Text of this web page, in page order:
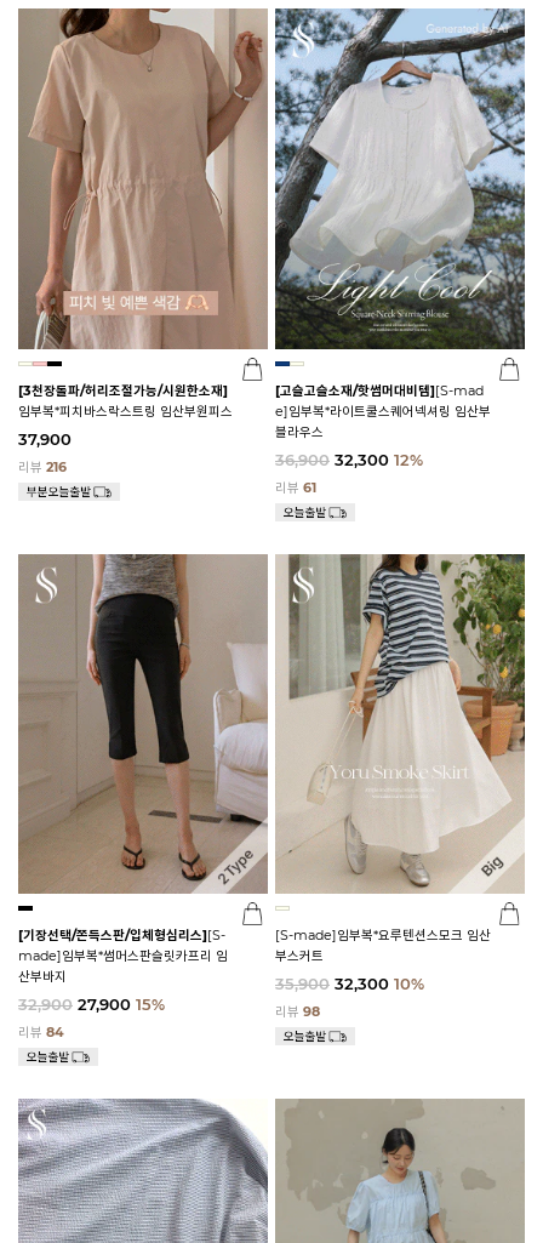
[3천장돌파/허리조절가능/시원한소재]
임부복*피치바스락스트링 임산부원피스
37,900
리뷰 216
[고슬고슬소재/핫썸머대비템][S-mad
e]임부복*라이트쿨스퀘어넥셔링 임산부
블라우스
36,900 32,300 12%
리뷰 61
[기장선택/쫀득스판/입체형심리스][S-
made]임부복*썸머스판슬릿카프리 임
산부바지
32,900 27,900 15%
리뷰 84
[S-made]임부복*요루텐션스모크 임산
부스커트
35,900 32,300 10%
리뷰 98